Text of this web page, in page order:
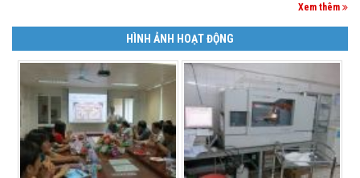
Xem thêm
HÌNH ẢNH HOẠT ĐỘNG